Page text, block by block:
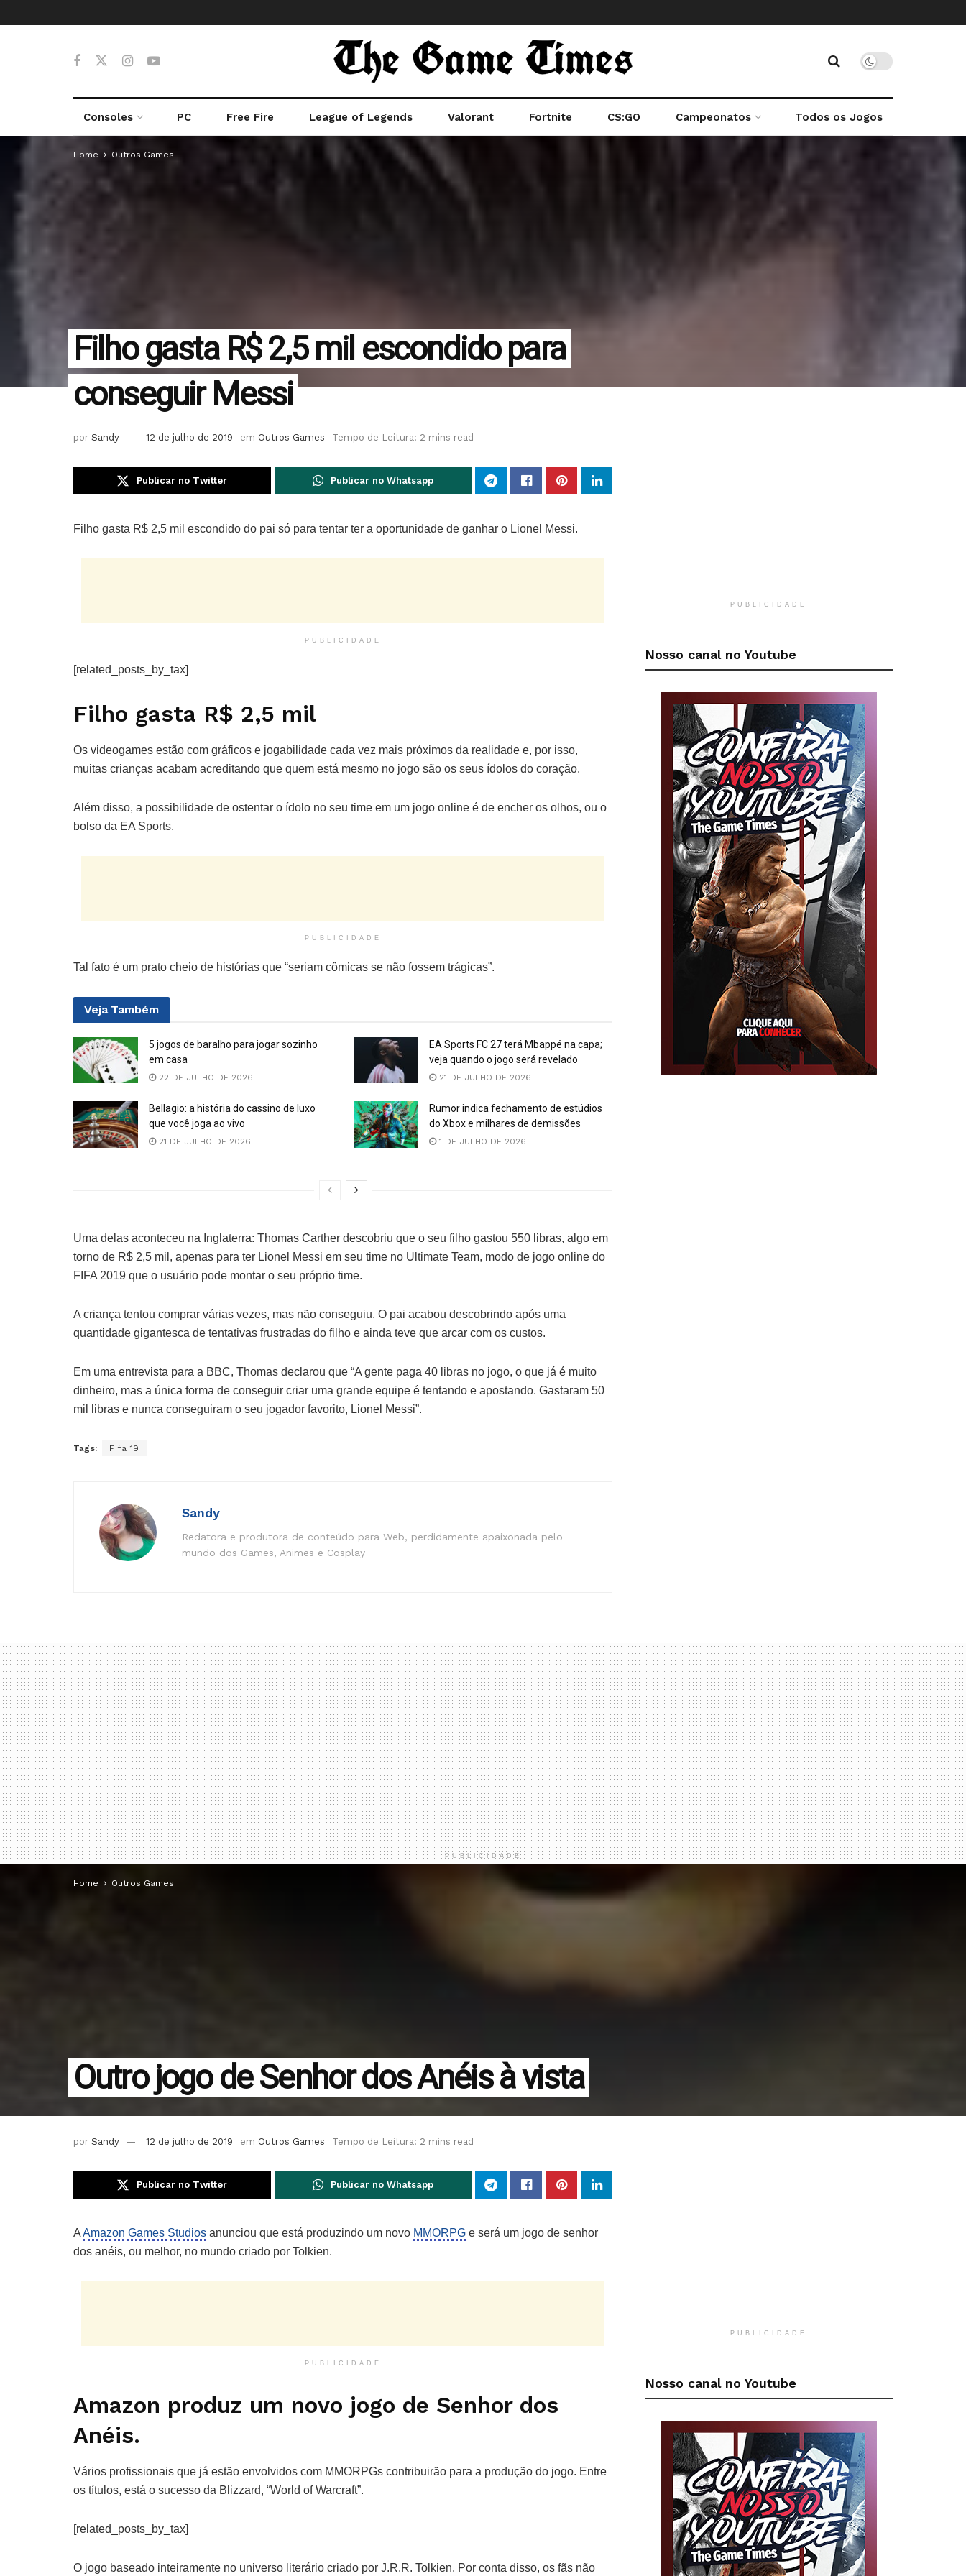
Consoles PC Free Fire League of Legends Valorant Fortnite CS:GO Campeonatos Todos os Jogos
Home Outros Games
Filho gasta R$ 2,5 mil escondido para
conseguir Messi
por Sandy 12 de julho de 2019 em Outros Games Tempo de Leitura: 2 mins read
Publicar no Twitter Publicar no Whatsapp
Filho gasta R$ 2,5 mil escondido do pai só para tentar ter a oportunidade de ganhar o Lionel Messi.
PUBLICIDADE
[related_posts_by_tax]
Filho gasta R$ 2,5 mil
Os videogames estão com gráficos e jogabilidade cada vez mais próximos da realidade e, por isso,
muitas crianças acabam acreditando que quem está mesmo no jogo são os seus ídolos do coração.
Além disso, a possibilidade de ostentar o ídolo no seu time em um jogo online é de encher os olhos, ou o
bolso da EA Sports.
PUBLICIDADE
Tal fato é um prato cheio de histórias que “seriam cômicas se não fossem trágicas”.
Veja Também
5 jogos de baralho para jogar sozinho
em casa
22 DE JULHO DE 2026
EA Sports FC 27 terá Mbappé na capa;
veja quando o jogo será revelado
21 DE JULHO DE 2026
Bellagio: a história do cassino de luxo
que você joga ao vivo
21 DE JULHO DE 2026
Rumor indica fechamento de estúdios
do Xbox e milhares de demissões
1 DE JULHO DE 2026
Uma delas aconteceu na Inglaterra: Thomas Carther descobriu que o seu filho gastou 550 libras, algo em
torno de R$ 2,5 mil, apenas para ter Lionel Messi em seu time no Ultimate Team, modo de jogo online do
FIFA 2019 que o usuário pode montar o seu próprio time.
A criança tentou comprar várias vezes, mas não conseguiu. O pai acabou descobrindo após uma
quantidade gigantesca de tentativas frustradas do filho e ainda teve que arcar com os custos.
Em uma entrevista para a BBC, Thomas declarou que “A gente paga 40 libras no jogo, o que já é muito
dinheiro, mas a única forma de conseguir criar uma grande equipe é tentando e apostando. Gastaram 50
mil libras e nunca conseguiram o seu jogador favorito, Lionel Messi”.
Tags: Fifa 19
Sandy
Redatora e produtora de conteúdo para Web, perdidamente apaixonada pelo
mundo dos Games, Animes e Cosplay
PUBLICIDADE
Nosso canal no Youtube
PUBLICIDADE
Home Outros Games
Outro jogo de Senhor dos Anéis à vista
por Sandy 12 de julho de 2019 em Outros Games Tempo de Leitura: 2 mins read
Publicar no Twitter Publicar no Whatsapp
AAmazon Games Studios anunciou que está produzindo um novo MMORPG e será um jogo de senhor
dos anéis, ou melhor, no mundo criado por Tolkien.
PUBLICIDADE
Amazon produz um novo jogo de Senhor dos
Anéis.
Vários profissionais que já estão envolvidos com MMORPGs contribuirão para a produção do jogo. Entre
os títulos, está o sucesso da Blizzard, “World of Warcraft”.
[related_posts_by_tax]
O jogo baseado inteiramente no universo literário criado por J.R.R. Tolkien. Por conta disso, os fãs não
PUBLICIDADE
Nosso canal no Youtube